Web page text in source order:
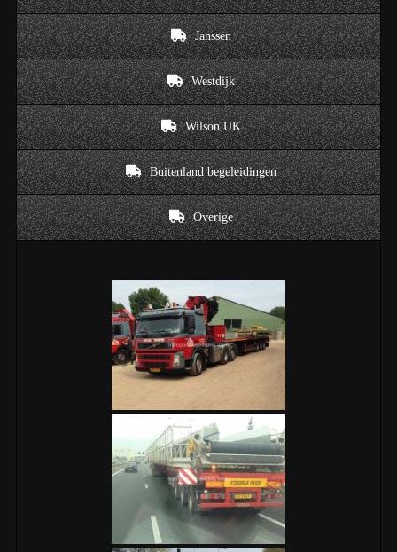
Janssen
Westdijk
Wilson UK
Buitenland begeleidingen
Overige